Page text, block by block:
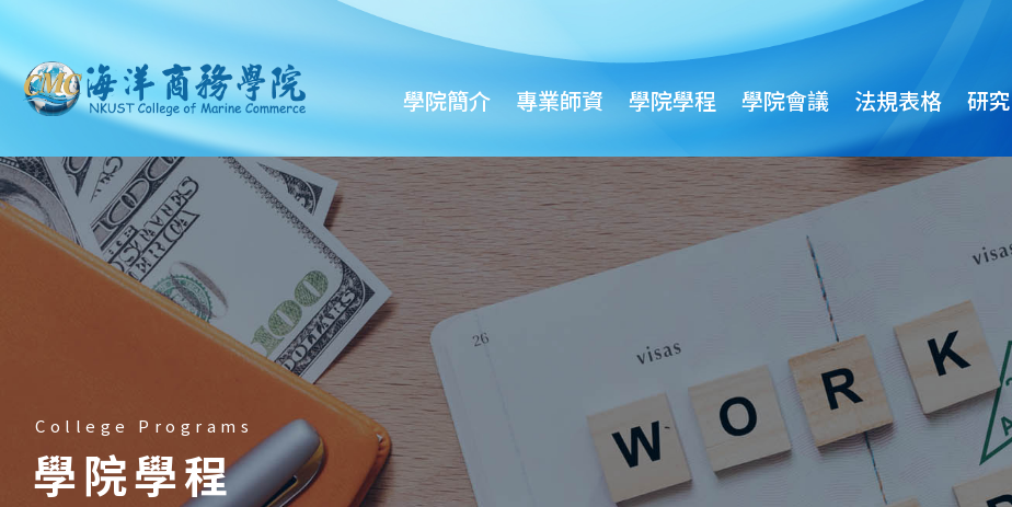
學院簡介 專業師資 學院學程 學院會議 法規表格 研
College Programs
學院學程